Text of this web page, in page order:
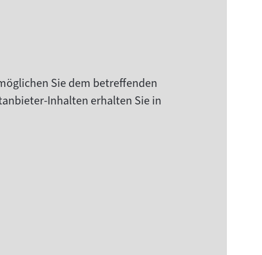
Sie dem betreffenden
Inhalten erhalten Sie in